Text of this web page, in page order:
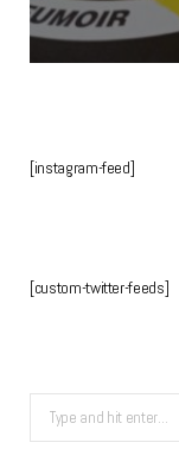
[instagram-feed]
[custom-twitter-feeds]
Search
for: